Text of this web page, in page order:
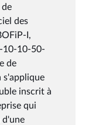
des
I,
10-10-50-
de
s'applique
inscrit à
qui
d'une